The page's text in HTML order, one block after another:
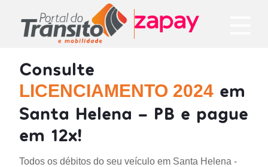
Consulte
LICENCIAMENTO 2024 em
Santa Helena - PB e pague
em 12x!
Todos os débitos do seu veículo em Santa Helena -